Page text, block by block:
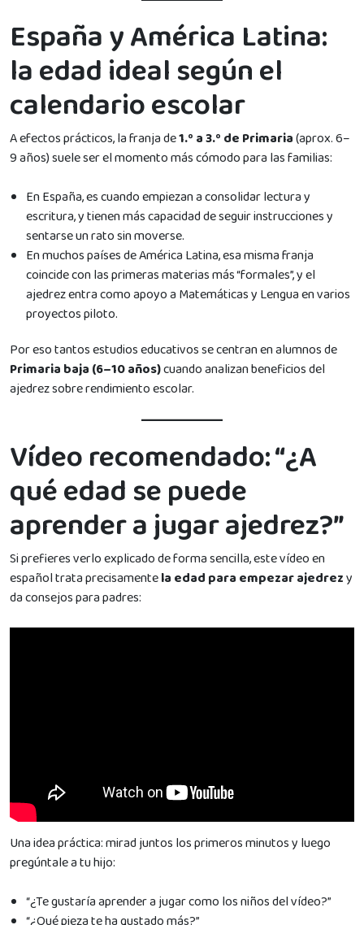
España y América Latina:
la edad ideal según el
calendario escolar
A efectos prácticos, la franja de1.º a 3.º de Primaria(aprox. 6–
9 años) suele ser el momento más cómodo para las familias:
En España, es cuando empiezan a consolidar lectura y
escritura, y tienen más capacidad de seguir instrucciones y
sentarse un rato sin moverse.
En muchos países de América Latina, esa misma franja
coincide con las primeras materias más “formales”, y el
ajedrez entra como apoyo a Matemáticas y Lengua en varios
proyectos piloto.
Por eso tantos estudios educativos se centran en alumnos de
Primaria baja (6–10 años)cuando analizan beneficios del
ajedrez sobre rendimiento escolar.
Vídeo recomendado: “¿A
qué edad se puede
aprender a jugar ajedrez?”
Si prefieres verlo explicado de forma sencilla, este vídeo en
español trata precisamentela edad para empezar ajedrezy
da consejos para padres:
Una idea práctica: mirad juntos los primeros minutos y luego
pregúntale a tu hijo:
“¿Te gustaría aprender a jugar como los niños del vídeo?”